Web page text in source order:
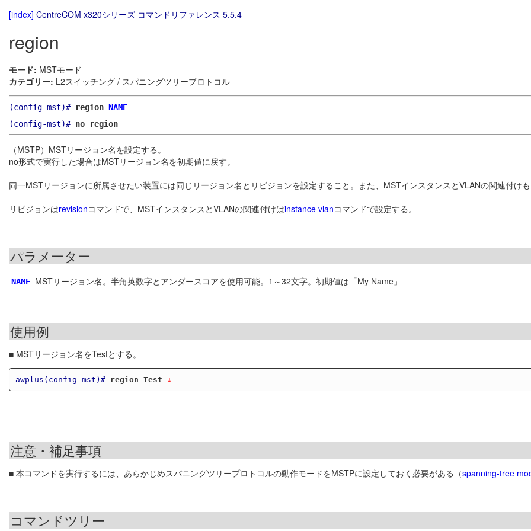
[index] CentreCOM x320シリーズ コマンドリファレンス 5.5.4
region
モード: MSTモード
カテゴリー: L2スイッチング / スパニングツリープロトコル
(config-mst)# region NAME
(config-mst)# no region
（MSTP）MSTリージョン名を設定する。
no形式で実行した場合はMSTリージョン名を初期値に戻す。
同一MSTリージョンに所属させたい装置には同じリージョン名とリビジョンを設定すること。また、MSTインスタンスとVLANの関連付けも
リビジョンはrevisionコマンドで、MSTインスタンスとVLANの関連付けはinstance vlanコマンドで設定する。
パラメーター
NAME MSTリージョン名。半角英数字とアンダースコアを使用可能。1～32文字。初期値は「My Name」
使用例
■ MSTリージョン名をTestとする。
awplus(config-mst)# region Test ↓
注意・補足事項
■ 本コマンドを実行するには、あらかじめスパニングツリープロトコルの動作モードをMSTPに設定しておく必要がある（spanning-tree
コマンドツリー